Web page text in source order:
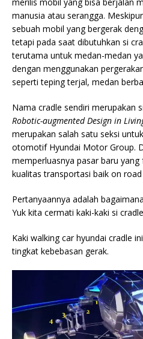
manusia atau serangga.
sebuah mobil yang bergerak
tetapi pada saat dibutuhkan si
terutama untuk medan-medan
dengan menggunakan
seperti teping terjal, medan
Nama cradle sendiri merupakan
Robotic-augmented Design in
merupakan salah satu seksi
otomotif Hyundai Motor Group.
memperluasnya pasar baru
kualitas transportasi baik on
Pertanyaannya adalah
Yuk kita cermati kaki-kaki si
Kaki walking car hyundai cradle
tingkat kebebasan gerak.